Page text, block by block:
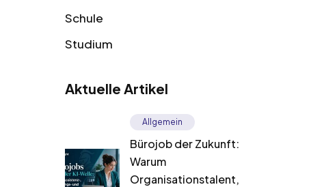
Schule
Studium
Aktuelle Artikel
Allgemein
Bürojob der Zukunft:
Warum
Organisationstalent,